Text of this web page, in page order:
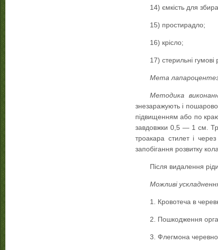
14) ємкість для
15) простирадло;
16) крісло;
17) стерильні гумові
Мета
Методика
знезаражують і
підвищенням або по
завдовжки 0,5 — 1 см.
троакара стилет і
запобігання розвитку
Після видалення
Можливі
1. Кровотеча в
2. Пошкодження
3. Флегмона